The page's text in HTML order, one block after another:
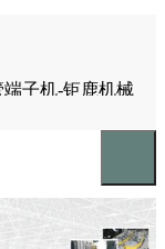
子机-钜鹿机械